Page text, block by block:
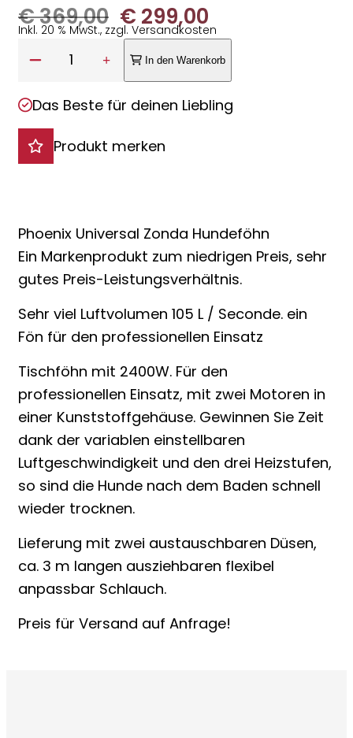
€369,00 Ursprünglicher
Preis
war:
€ 369,00
€ 299,00Aktueller
Preis
ist:
€ 299,00.
Inkl. 20 % MwSt., zzgl. Versandkosten
1 In den Warenkorb
Das Beste für deinen Liebling
Produkt merken
Phoenix Universal Zonda Hundeföhn
Ein Markenprodukt zum niedrigen Preis, sehr
gutes Preis-Leistungsverhältnis.
Sehr viel Luftvolumen 105 L / Seconde. ein
Fön für den professionellen Einsatz
Tischföhn mit 2400W. Für den
professionellen Einsatz, mit zwei Motoren in
einer Kunststoffgehäuse. Gewinnen Sie Zeit
dank der variablen einstellbaren
Luftgeschwindigkeit und den drei Heizstufen,
so sind die Hunde nach dem Baden schnell
wieder trocknen.
Lieferung mit zwei austauschbaren Düsen,
ca. 3 m langen ausziehbaren flexibel
anpassbar Schlauch.
Preis für Versand auf Anfrage!